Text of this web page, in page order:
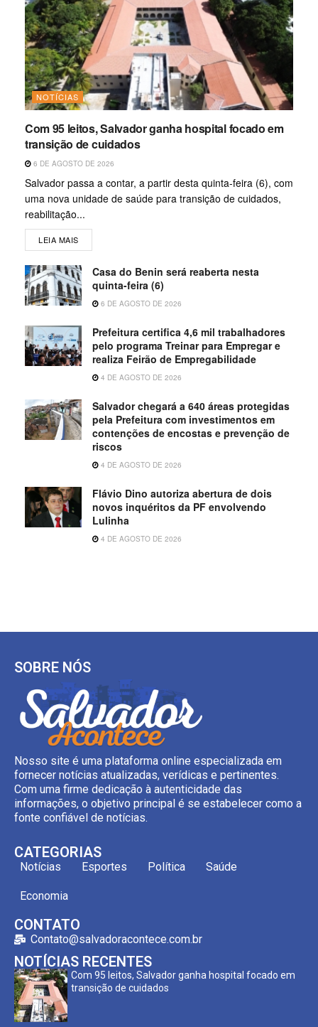
NOTÍCIAS
Com 95 leitos, Salvador ganha hospital focado em
transição de cuidados
6 DE AGOSTO DE 2026
Salvador passa a contar, a partir desta quinta-feira (6), com
uma nova unidade de saúde para transição de cuidados,
reabilitação...
LEIA MAIS
Casa do Benin será reaberta nesta
quinta-feira (6)
6 DE AGOSTO DE 2026
Prefeitura certifica 4,6 mil trabalhadores
pelo programa Treinar para Empregar e
realiza Feirão de Empregabilidade
4 DE AGOSTO DE 2026
Salvador chegará a 640 áreas protegidas
pela Prefeitura com investimentos em
contenções de encostas e prevenção de
riscos
4 DE AGOSTO DE 2026
Flávio Dino autoriza abertura de dois
novos inquéritos da PF envolvendo
Lulinha
4 DE AGOSTO DE 2026
SOBRE NÓS
Nosso site é uma plataforma online especializada em
fornecer notícias atualizadas, verídicas e pertinentes.
Com uma firme dedicação à autenticidade das
informações, o objetivo principal é se estabelecer como a
fonte confiável de notícias.
CATEGORIAS
Notícias Esportes Política Saúde
Economia
CONTATO
Contato@salvadoracontece.com.br
NOTÍCIAS RECENTES
Com 95 leitos, Salvador ganha hospital focado em
transição de cuidados